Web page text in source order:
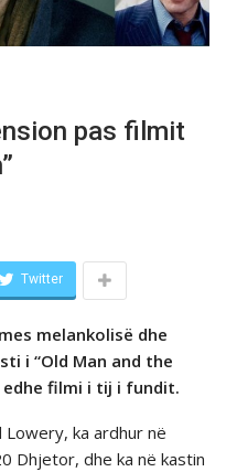
pas filmit
Twitter
melankolisë dhe
i “Old Man and the
filmi i tij i fundit.
ka ardhur në
Dhjetor, dhe ka në kastin